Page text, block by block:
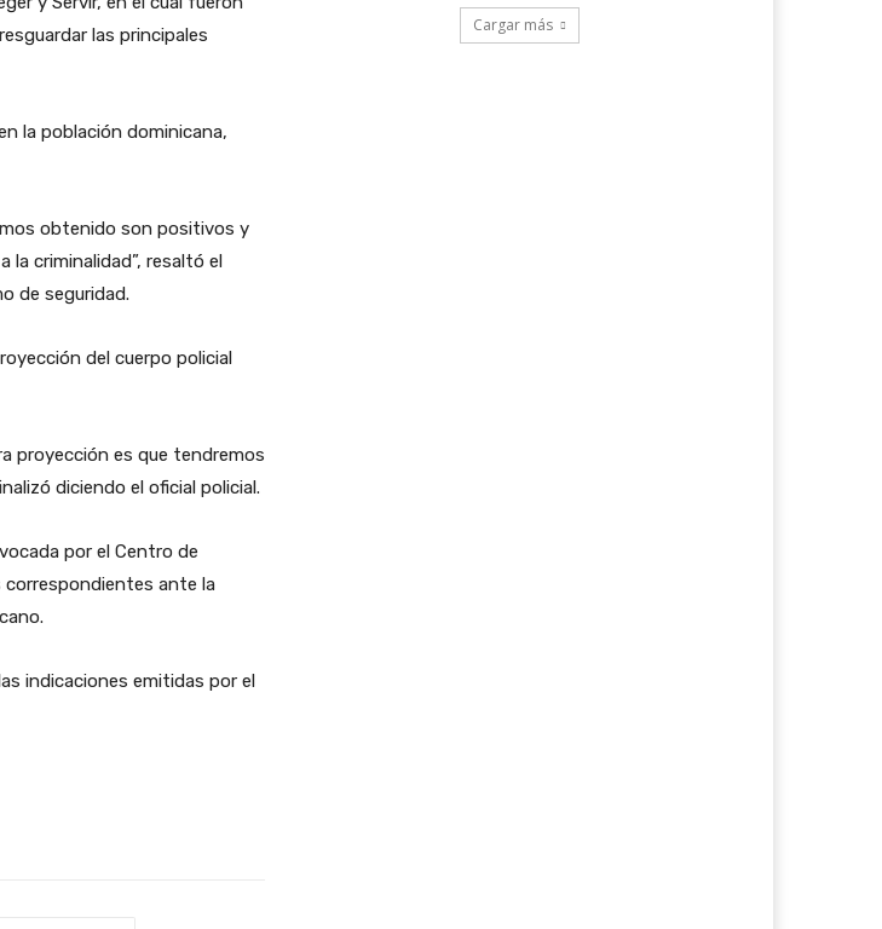
las principales
la población dominicana,
obtenido son positivos y
criminalidad”, resaltó el
de seguridad.
del cuerpo policial
proyección es que tendremos
diciendo el oficial policial.
por el Centro de
correspondientes ante la
indicaciones emitidas por el
Cargar más